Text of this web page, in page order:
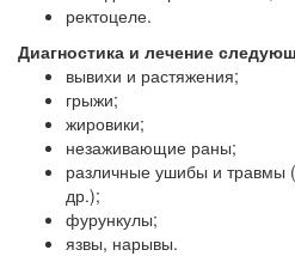
ректоцеле.
Диагностика и лечение
вывихи и растяжения;
грыжи;
жировики;
незаживающие раны;
различные ушибы и травмы
др.);
фурункулы;
язвы, нарывы.